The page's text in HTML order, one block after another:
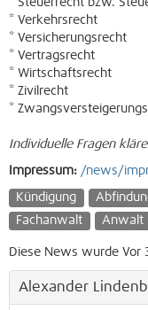
* Steuerrecht bzw.
* Verkehrsrecht
* Versicherungsrecht
* Vertragsrecht
* Wirtschaftsrecht
* Zivilrecht
*
Individuelle Fragen
Impressum: /news/
Kündigung
Fachanwalt
Anwalt
Diese News wurde Vor
Alexander